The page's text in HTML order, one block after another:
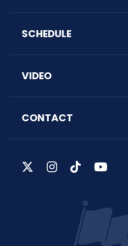
SCHEDULE
VIDEO
CONTACT